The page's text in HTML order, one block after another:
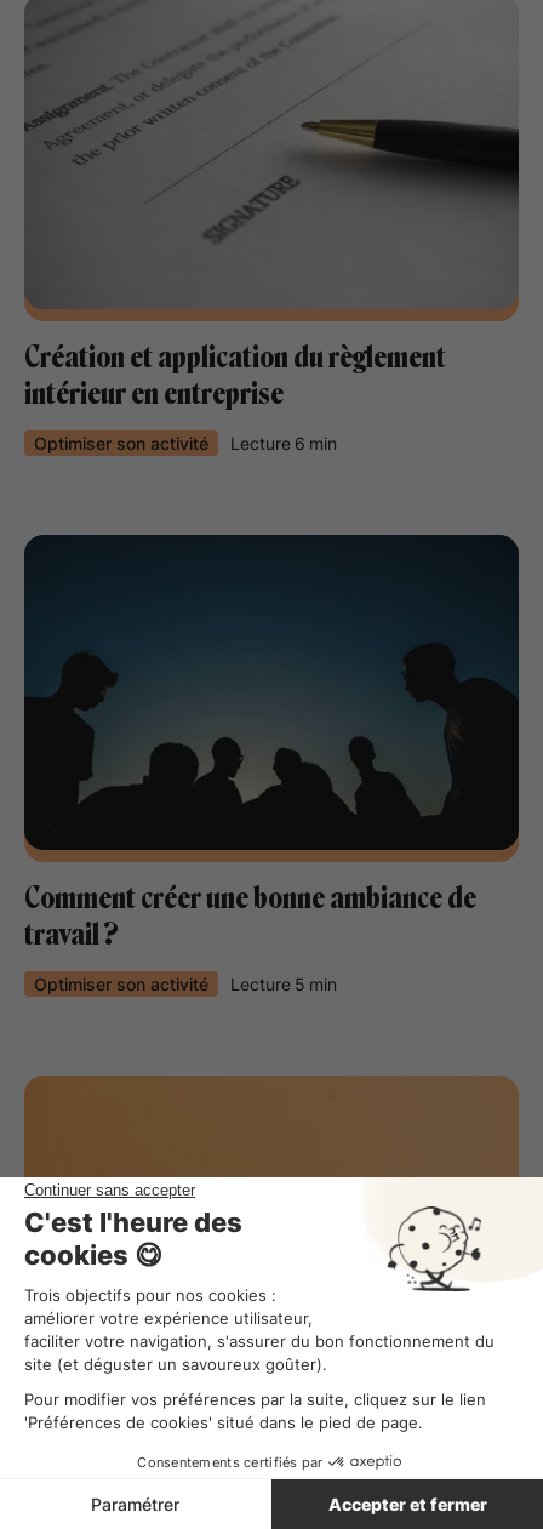
Création et application du règlement
intérieur en entreprise
Optimiser son activité Lecture 6 min
Comment créer une bonne ambiance de
travail ?
Optimiser son activité Lecture 5 min
Pourquoi et comment optimiser la gestion
des stocks en pharmacie ?